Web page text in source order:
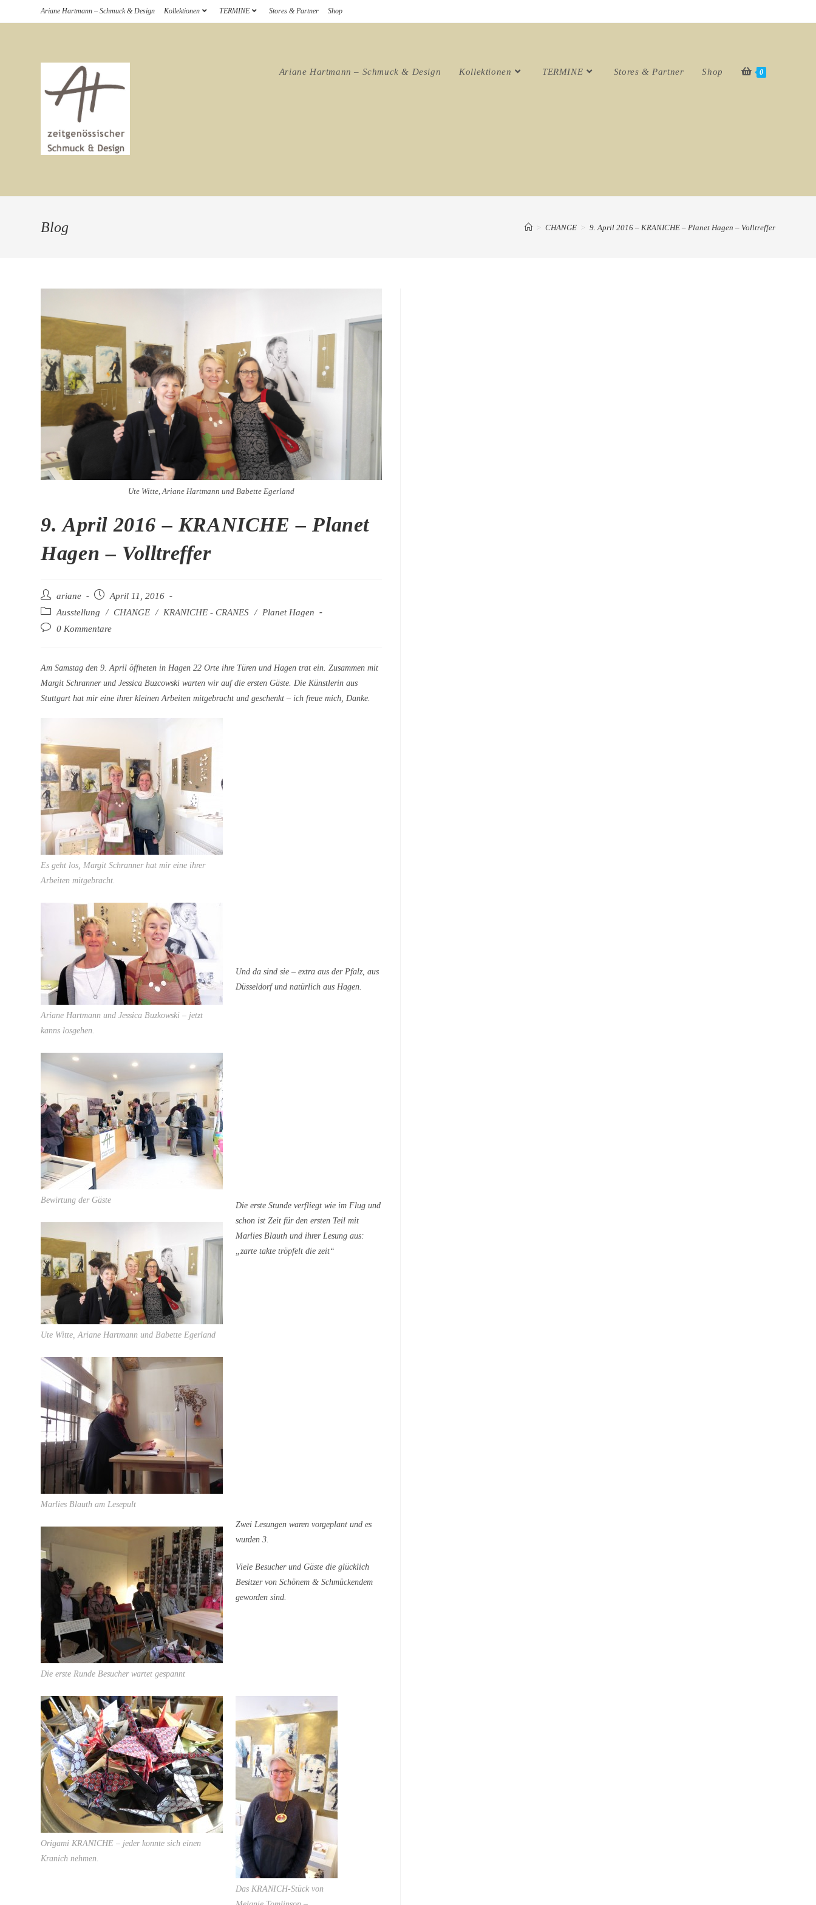
Inhalt
Ariane Hartmann – Schmuck & Design Kollektionen TERMINE Stores & Partner Shop
Ariane Hartmann – Schmuck & Design Kollektionen TERMINE Stores & Partner Shop 0
Blog > CHANGE > 9. April 2016 – KRANICHE – Planet Hagen – Volltreffer
Ute Witte, Ariane Hartmann und Babette Egerland
9. April 2016 – KRANICHE – Planet
Hagen – Volltreffer
Beitrags-
Autor:
ariane
Beitrag
veröffentlicht:
April 11, 2016
Beitrags-
Kategorie:
Ausstellung / CHANGE / KRANICHE - CRANES / Planet Hagen
Beitrags-0 Kommentare
Am Samstag den 9. April öffneten in Hagen 22 Orte ihre Türen und Hagen trat ein. Zusammen mit
Margit Schranner und Jessica Buzcowski warten wir auf die ersten Gäste. Die Künstlerin aus
Stuttgart hat mir eine ihrer kleinen Arbeiten mitgebracht und geschenkt – ich freue mich, Danke.
Es geht los, Margit Schranner hat mir eine ihrer
Arbeiten mitgebracht.
Ariane Hartmann und Jessica Buzkowski – jetzt
kanns losgehen.
Bewirtung der Gäste
Und da sind sie – extra aus der Pfalz, aus
Düsseldorf und natürlich aus Hagen.
Ute Witte, Ariane Hartmann und Babette Egerland
Die erste Stunde verfliegt wie im Flug und
schon ist Zeit für den ersten Teil mit
Marlies Blauth und ihrer Lesung aus:
„zarte takte tröpfelt die zeit“
Marlies Blauth am Lesepult
Die erste Runde Besucher wartet gespannt
Origami KRANICHE – jeder konnte sich einen
Kranich nehmen.
Zwei Lesungen waren vorgeplant und es
wurden 3.
Viele Besucher und Gäste die glücklich
Besitzer von Schönem & Schmückendem
geworden sind.
Das KRANICH-Stück von